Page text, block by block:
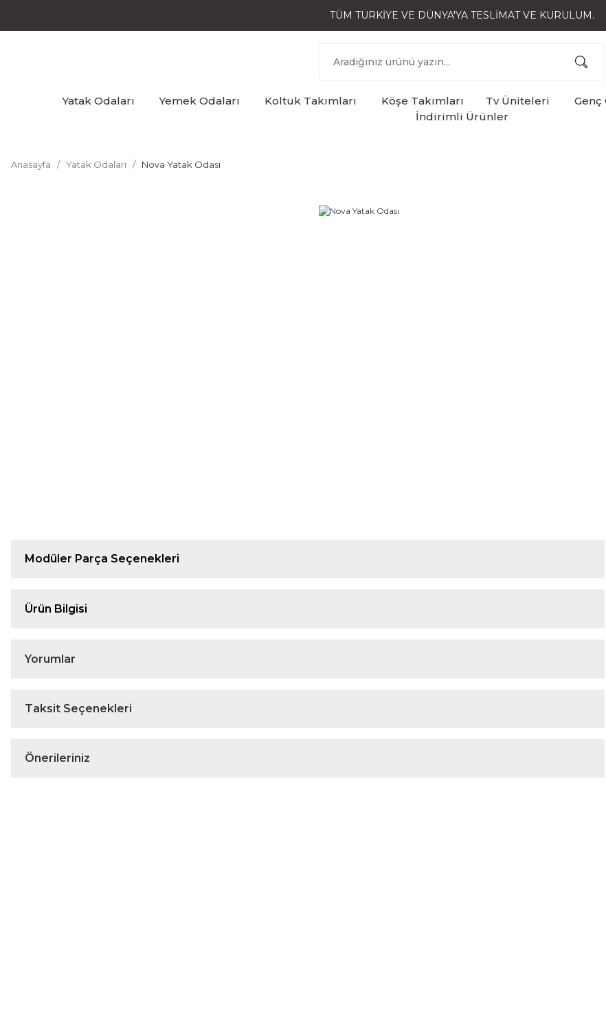
TÜM TÜRKİYE VE DÜNYA'YA TESLİMAT VE KURULUM.
Yatak Odaları Yemek Odaları Koltuk Takımları Köşe Takımları Tv Üniteleri Genç
İndirimli Ürünler
Anasayfa Yatak Odaları Nova Yatak Odası
Modüler Parça Seçenekleri
Ürün Bilgisi
Yorumlar
Taksit Seçenekleri
Önerileriniz